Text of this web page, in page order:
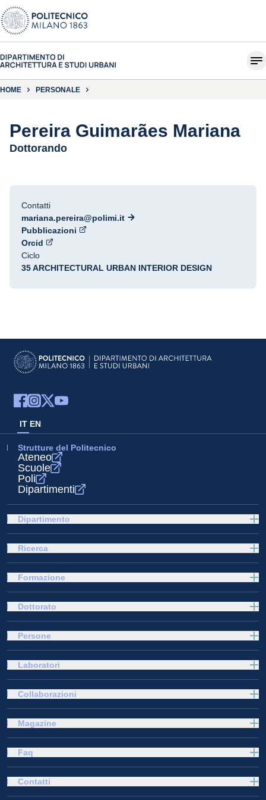
HOME PERSONALE
Pereira Guimarães Mariana
Dottorando
Contatti
mariana.pereira@polimi.it
Pubblicazioni
Orcid
Ciclo
35 ARCHITECTURAL URBAN INTERIOR DESIGN
IT EN
Strutture del Politecnico
Ateneo
Scuole
Poli
Dipartimenti
Dipartimento
Ricerca
Formazione
Dottorato
Persone
Laboratori
Collaborazioni
Magazine
Faq
Contatti